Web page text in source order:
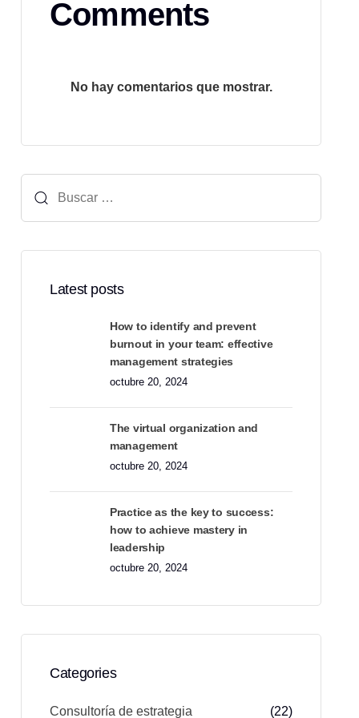
Comments
No hay comentarios que mostrar.
Buscar:
Latest posts
How to identify and prevent
burnout in your team: effective
management strategies
octubre 20, 2024
The virtual organization and
management
octubre 20, 2024
Practice as the key to success:
how to achieve mastery in
leadership
octubre 20, 2024
Categories
Consultoría de estrategia (22)